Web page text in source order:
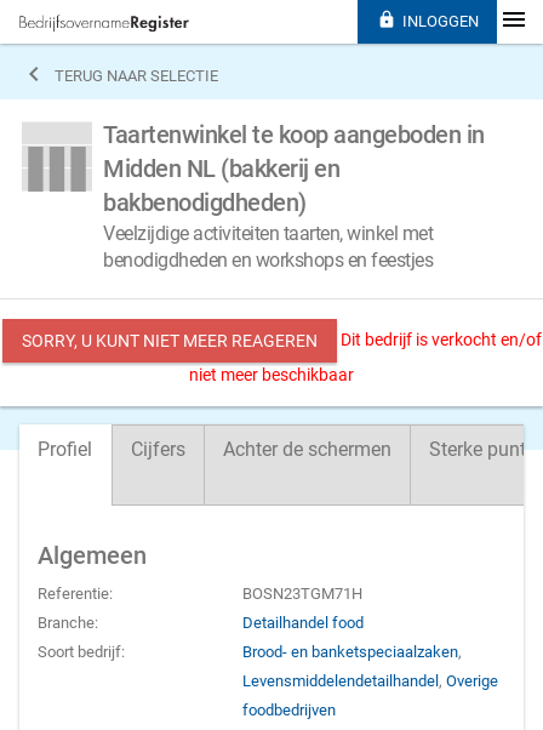
 TERUG NAAR SELECTIE
Taartenwinkel te koop aangeboden in
Midden NL (bakkerij en
bakbenodigdheden)
Veelzijdige activiteiten taarten, winkel met
benodigdheden en workshops en feestjes
SORRY, U KUNT NIET MEER REAGEREN
Dit bedrijf is verkocht en/of
niet meer beschikbaar
Profiel Cijfers Achter de schermen Sterke
Algemeen
Referentie:
BOSN23TGM71H
Branche:
Detailhandel food
Soort bedrijf:
Brood- en banketspeciaalzaken,
Levensmiddelendetailhandel,Overige
foodbedrijven
 INLOGGEN